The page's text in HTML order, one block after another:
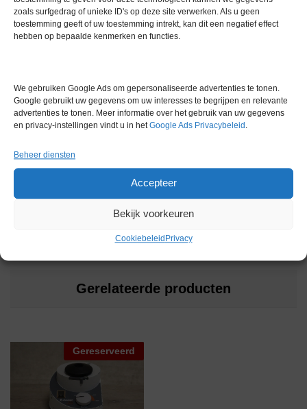
zoals surfgedrag of unieke ID's op deze site verwerken. Als u geen
toestemming geeft of uw toestemming intrekt, kan dit een negatief effect
hebben op bepaalde kenmerken en functies.
We gebruiken Google Ads om gepersonaliseerde advertenties te tonen.
Google gebruikt uw gegevens om uw interesses te begrijpen en relevante
advertenties te tonen. Meer informatie over het gebruik van uw gegevens
en privacy-instellingen vindt u in hetGoogle Ads Privacybeleid .
Beheer diensten
Accepteer
Bekijk voorkeuren
Cookiebeleid Privacy
Mengbaan: 7mm
Snelheid: 200 – 2800 rpm
Gewicht 0,0 kg
Conditie
Overige merken
Gerelateerde producten
Gereserveerd